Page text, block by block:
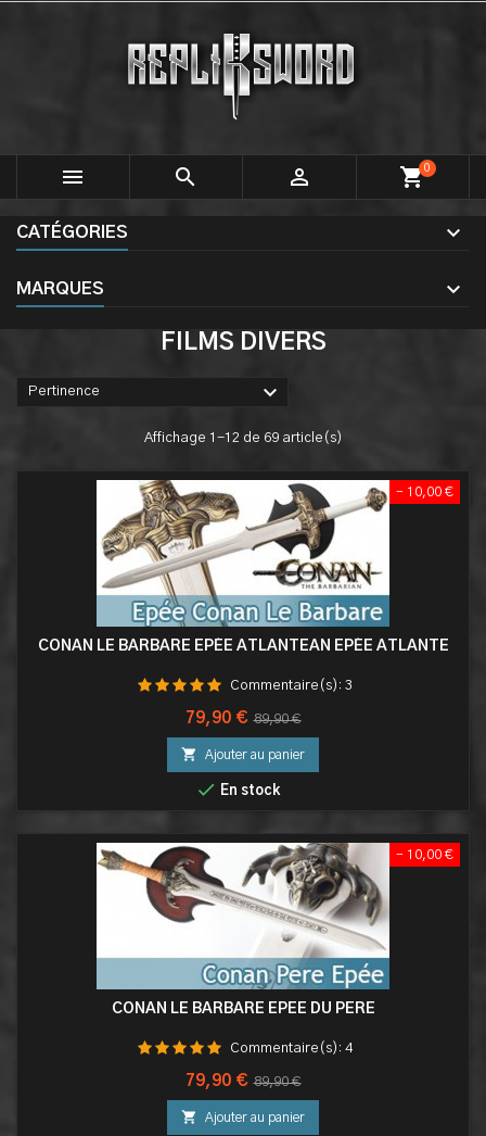
   shopping_cart0
CATÉGORIES
MARQUES
FILMS DIVERS
Pertinence 
Affichage 1-12 de 69 article(s)
- 10,00 €
CONAN LE BARBARE EPÉE ATLANTEAN EPÉE ATLANTE
Commentaire(s): 3
Prix
79,90 € Prix
base
89,90 €
 Ajouter au panier
 En stock
- 10,00 €
CONAN LE BARBARE EPEE DU PERE
Commentaire(s): 4
Prix
79,90 € Prix
89,90 €
 Ajouter au panier